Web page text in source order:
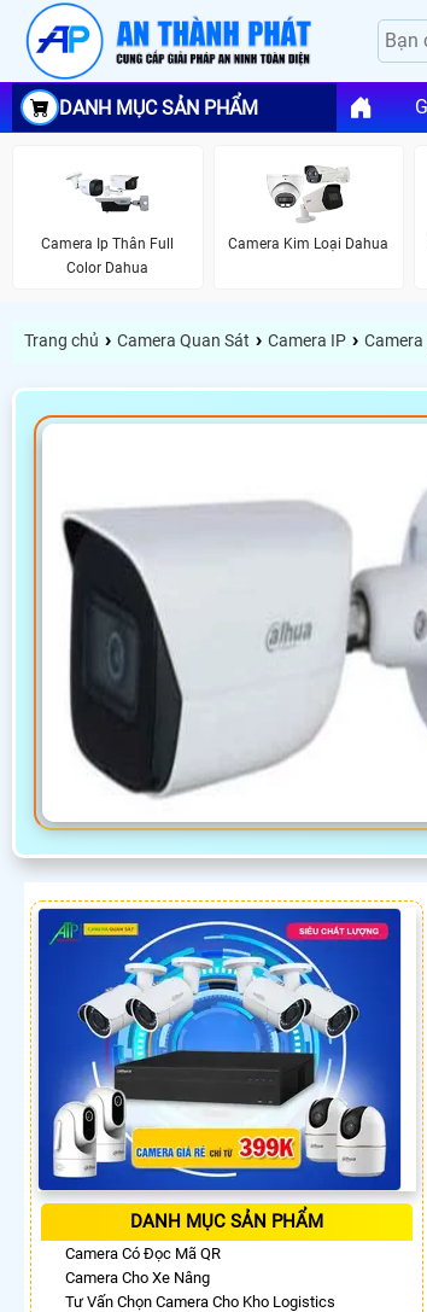
DANH MỤC SẢN PHẨM
Camera Ip Thân Full
Color Dahua
Camera Kim Loại Dahua
Trang chủ › Camera Quan Sát › Camera IP › Camera
DANH MỤC SẢN PHẨM
Camera Có Đọc Mã QR
Camera Cho Xe Nâng
Tư Vấn Chọn Camera Cho Kho Logistics